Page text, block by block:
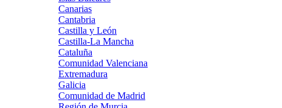
Canarias
Cantabria
Castilla y León
Castilla-La Mancha
Cataluña
Comunidad Valenciana
Extremadura
Galicia
Comunidad de Madrid